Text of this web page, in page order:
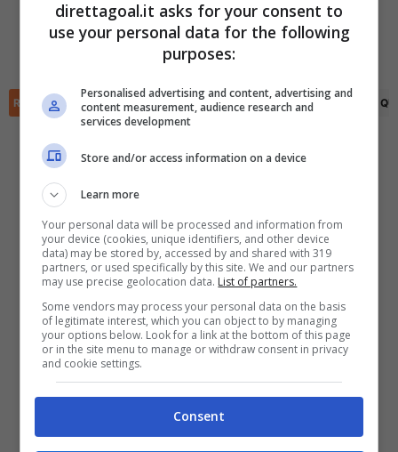
Nikita Stepanov (3') Danu Spataru (26')
Andrey Yakimov
(70')
Danu Spataru
RIEPILOGO STATISTICHE PRONOSTICI FORMAZIONI CLASSIFICA
✕
Scarica DirettaGoal!
Scarica su Google Play
direttagoal.it asks for your consent to
use your personal data for the following
purposes:
Personalised advertising and content, advertising and
content measurement, audience research and
services development
Store and/or access information on a device
Learn more
Your personal data will be processed and information from
your device (cookies, unique identifiers, and other device
data) may be stored by, accessed by and shared with 319
partners, or used specifically by this site. We and our partners
may use precise geolocation data. List of partners.
Some vendors may process your personal data on the basis
of legitimate interest, which you can object to by managing
your options below. Look for a link at the bottom of this page
or in the site menu to manage or withdraw consent in privacy
and cookie settings.
Consent